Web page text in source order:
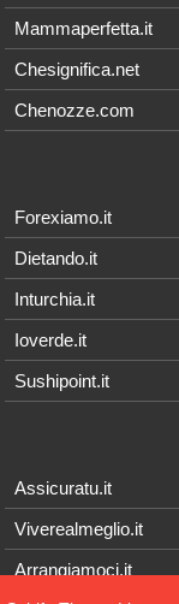
Mammaperfetta.it
Chesignifica.net
Chenozze.com
Forexiamo.it
Dietando.it
Inturchia.it
Ioverde.it
Sushipoint.it
Assicuratu.it
Viverealmeglio.it
Arrangiamoci.it